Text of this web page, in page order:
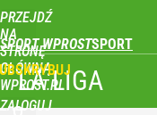
PRZEJDŹ
NA
STRONĘ
GŁÓWNĄ
WPROST.PL
SPORT WPROST
ZALOGUJ
LA LIGA